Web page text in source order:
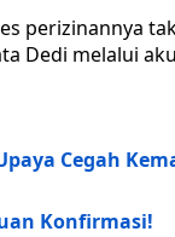
perizinannya
Dedi melalui
Cegah
Konfirmasi!